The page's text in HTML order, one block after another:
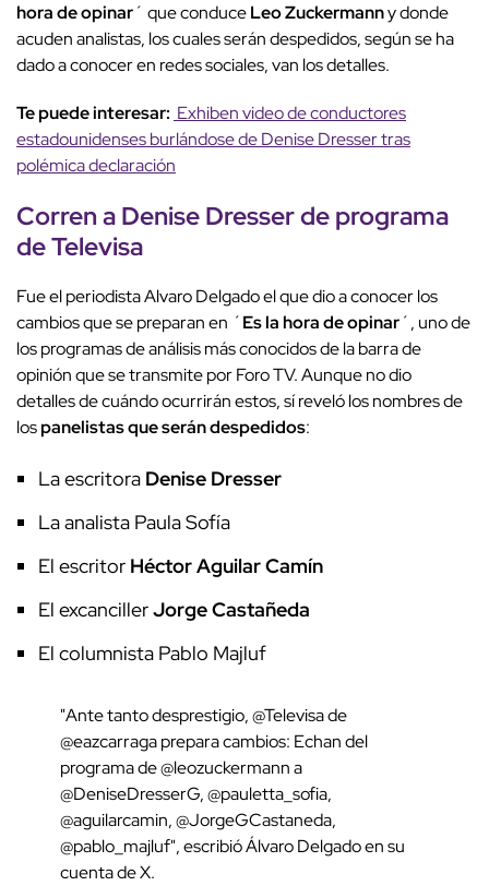
hora de opinar´ que conduceLeo Zuckermanny donde
acuden analistas, los cuales serán despedidos, según se ha
dado a conocer en redes sociales, van los detalles.
Te puede interesar: Exhiben video de conductores
estadounidenses burlándose de Denise Dresser tras
polémica declaración
Corren a Denise Dresser de programa
de Televisa
Fue el periodista Alvaro Delgado el que dio a conocer los
cambios que se preparan en ´Es la hora de opinar´, uno de
los programas de análisis más conocidos de la barra de
opinión que se transmite por Foro TV. Aunque no dio
detalles de cuándo ocurrirán estos, sí reveló los nombres de
lospanelistas que serán despedidos:
La escritora Denise Dresser
La analista Paula Sofía
El escritor Héctor Aguilar Camín
El excancillerJorge Castañeda
El columnista Pablo Majluf
"Ante tanto desprestigio, @Televisa de
@eazcarraga prepara cambios: Echan del
programa de @leozuckermann a
@DeniseDresserG, @pauletta_sofia,
@aguilarcamin, @JorgeGCastaneda,
@pablo_majluf", escribió Álvaro Delgado en su
cuenta de X.